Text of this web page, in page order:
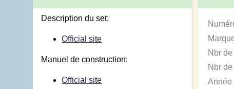
Nbr
Nbr
Année
Description du set:
Official site
Manuel de construction:
Official site